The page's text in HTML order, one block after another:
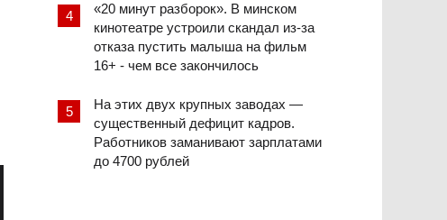
«20 минут разборок». В минском
кинотеатре устроили скандал из-за
отказа пустить малыша на фильм
16+ - чем все закончилось
На этих двух крупных заводах —
существенный дефицит кадров.
Работников заманивают зарплатами
до 4700 рублей